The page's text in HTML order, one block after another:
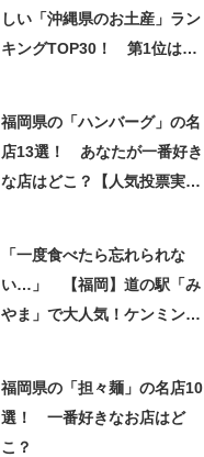
しい「沖縄県のお土産」ラン
キングTOP30！ 第1位は
福岡県の「ハンバーグ」の名
店13選！ あなたが一番好き
な店はどこ？【人気投票実施
「一度食べたら忘れられな
い…」 【福岡】道の駅「み
やま」で大人気！ケンミン
福岡県の「担々麺」の名店10
選！ 一番好きなお店はど
こ？